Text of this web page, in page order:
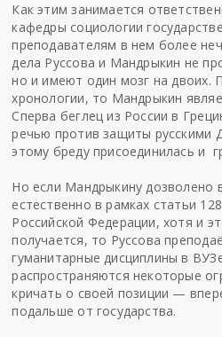
Как этим занимается
кафедры социологии
преподавателям в нем более
дела Руссова и Мандрыкин не
но и имеют один мозг на двоих.
хронологии, то Мандрыкин
Сперва беглец из России в
речью против защиты русскими
этому бреду присоединилась и
Но если Мандрыкину дозволено
естественно в рамках статьи
Российской Федерации, хотя и
получается, то Руссова
гуманитарные дисциплины в
распространяются некоторые
кричать о своей позиции —
подальше от государства.